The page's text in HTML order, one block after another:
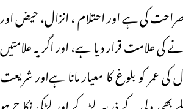
کی ہے اور احتلام ، انزال، حیض اور
کی علامت قرار دیا ہے، اور اگر یہ علامتیں
کی عمر کو بلوغ کا معیار مانا ہےاور شریعت